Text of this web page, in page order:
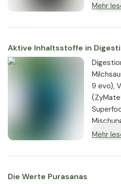
Mehr
Aktive Inhaltsstoffe in
9 evo),
Mehr
Die Werte Purasanas